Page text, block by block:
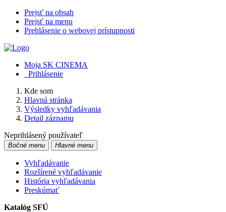
Prejsť na obsah
Prejsť na menu
Prehlásenie o webovej prístupnosti
Moja SK CINEMA
Prihlásenie
Kde som
Hlavná stránka
Výsledky vyhľadávania
Detail záznamu
Neprihlásený používateľ
Bočné menu Hlavné menu
Vyhľadávanie
Rozšírené vyhľadávanie
História vyhľadávania
Preskúmať
Katalóg SFÚ